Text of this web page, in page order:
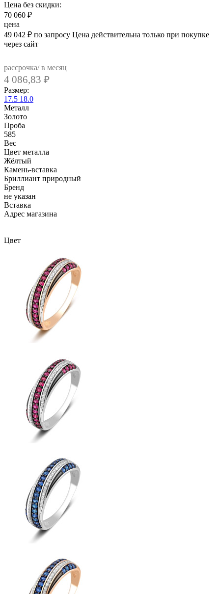
Цена без скидки:
70 060 ₽
цена
49 042 ₽ по запросу Цена действительна только при покупке
через сайт
рассрочка/ в месяц
4 086,83 ₽
Размер:
17.5 18.0
Металл
Золото
Проба
585
Вес
Цвет металла
Жёлтый
Камень-вставка
Бриллиант природный
Бренд
не указан
Вcтавка
Адрес магазина
Цвет